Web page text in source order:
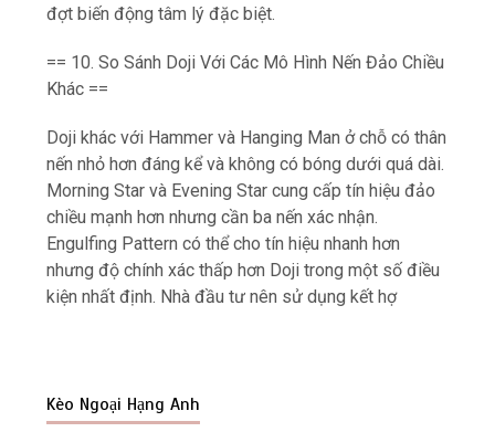
đợt biến động tâm lý đặc biệt.
== 10. So Sánh Doji Với Các Mô Hình Nến Đảo Chiều
Khác ==
Doji khác với Hammer và Hanging Man ở chỗ có thân
nến nhỏ hơn đáng kể và không có bóng dưới quá dài.
Morning Star và Evening Star cung cấp tín hiệu đảo
chiều mạnh hơn nhưng cần ba nến xác nhận.
Engulfing Pattern có thể cho tín hiệu nhanh hơn
nhưng độ chính xác thấp hơn Doji trong một số điều
kiện nhất định. Nhà đầu tư nên sử dụng kết hợ
Kèo Ngoại Hạng Anh